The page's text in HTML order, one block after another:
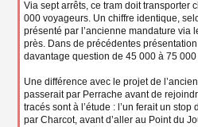
Via sept arrêts, ce tram doit transporter
000 voyageurs. Un chiffre identique,
présenté par l’ancienne mandature via
près. Dans de précédentes
davantage question de 45 000 à 75
Une différence avec le projet de
passerait par Perrache avant de
tracés sont à l’étude : l’un ferait un stop
par Charcot, avant d’aller au Point du